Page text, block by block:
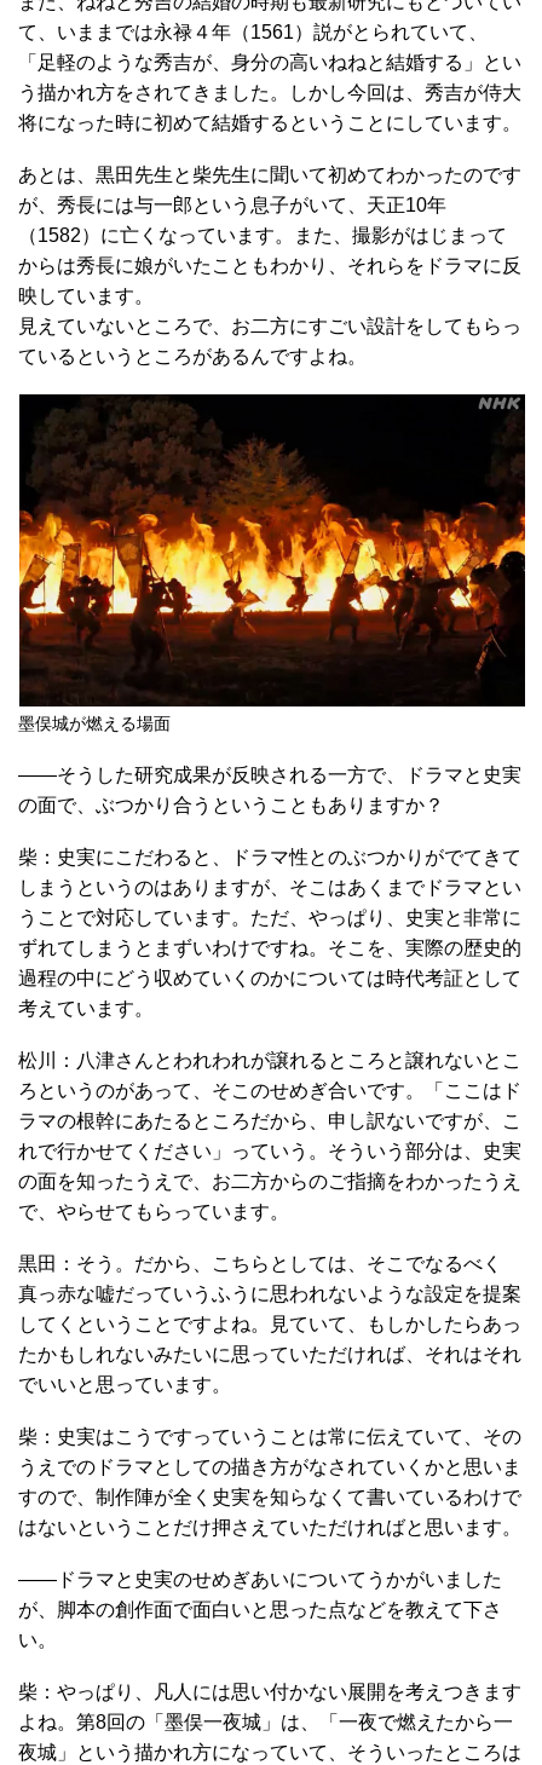
て、いままでは永禄４年（1561）説がとられていて、
「足軽のような秀吉が、身分の高いねねと結婚する」とい
う描かれ方をされてきました。しかし今回は、秀吉が侍大
将になった時に初めて結婚するということにしています。
あとは、黒田先生と柴先生に聞いて初めてわかったのです
が、秀長には与一郎という息子がいて、天正10年
（1582）に亡くなっています。また、撮影がはじまって
からは秀長に娘がいたこともわかり、それらをドラマに反
映しています。
見えていないところで、お二方にすごい設計をしてもらっ
ているというところがあるんですよね。
墨俣城が燃える場面
――そうした研究成果が反映される一方で、ドラマと史実
の面で、ぶつかり合うということもありますか？
柴：史実にこだわると、ドラマ性とのぶつかりがでてきて
しまうというのはありますが、そこはあくまでドラマとい
うことで対応しています。ただ、やっぱり、史実と非常に
ずれてしまうとまずいわけですね。そこを、実際の歴史的
過程の中にどう収めていくのかについては時代考証として
考えています。
松川：八津さんとわれわれが譲れるところと譲れないとこ
ろというのがあって、そこのせめぎ合いです。「ここはド
ラマの根幹にあたるところだから、申し訳ないですが、こ
れで行かせてください」っていう。そういう部分は、史実
の面を知ったうえで、お二方からのご指摘をわかったうえ
で、やらせてもらっています。
黒田：そう。だから、こちらとしては、そこでなるべく
真っ赤な嘘だっていうふうに思われないような設定を提案
してくということですよね。見ていて、もしかしたらあっ
たかもしれないみたいに思っていただければ、それはそれ
でいいと思っています。
柴：史実はこうですっていうことは常に伝えていて、その
うえでのドラマとしての描き方がなされていくかと思いま
すので、制作陣が全く史実を知らなくて書いているわけで
はないということだけ押さえていただければと思います。
――ドラマと史実のせめぎあいについてうかがいました
が、脚本の創作面で面白いと思った点などを教えて下さ
い。
柴：やっぱり、凡人には思い付かない展開を考えつきます
よね。第8回の「墨俣一夜城」は、「一夜で燃えたから一
夜城」という描かれ方になっていて、そういったところは